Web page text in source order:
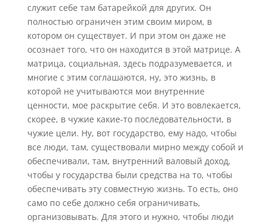
служит себе там батарейкой для других. Он
полностью ограничен этим своим миром, в
котором он существует. И при этом он даже не
осознает того, что он находится в этой матрице. А
матрица, социальная, здесь подразумевается, и
многие с этим соглашаются, ну, это жизнь, в
которой не учитываются мои внутренние
ценности, мое раскрытие себя. И это вовлекается,
скорее, в чужие какие-то последовательности, в
чужие цели. Ну, вот государство, ему надо, чтобы
все люди, там, существовали мирно между собой и
обеспечивали, там, внутренний валовый доход,
чтобы у государства были средства на то, чтобы
обеспечивать эту совместную жизнь. То есть, оно
само по себе должно себя ограничивать,
организовывать. Для этого и нужно, чтобы люди